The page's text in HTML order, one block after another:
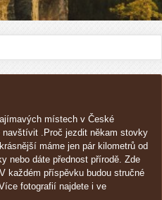
místech v České
.Proč jezdit někam stovky
máme jen pár kilometrů od
nebo dáte přednost přírodě. Zde
každém příspěvku budou stručné
fotografií najdete i ve